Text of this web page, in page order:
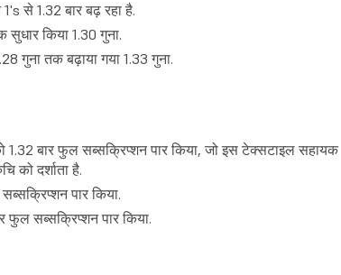
से 1.32 बार बढ़ रहा है.
किया 1.30 गुना.
गुना तक बढ़ाया गया 1.33 गुना.
बार फुल सब्सक्रिप्शन पार किया, जो इस टेक्सटाइल सहायक
को दर्शाता है.
पार किया.
फुल सब्सक्रिप्शन पार किया.